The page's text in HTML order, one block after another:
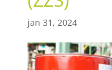
jan 31, 2024